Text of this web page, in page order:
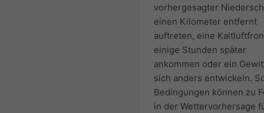
vorhergesagter
einen Kilometer entfernt
auftreten, eine
einige Stunden später
ankommen oder ein
sich anders entwickeln.
Bedingungen können zu
in der Wettervorhersage